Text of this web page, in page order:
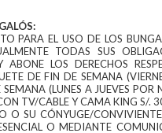
PARA EL USO DE LOS
TODAS SUS
LOS DERECHOS
DE FIN DE SEMANA
(LUNES A JUEVES POR
TV/CABLE Y CAMA KING S/.
O SU CÓNYUGE/
O MEDIANTE